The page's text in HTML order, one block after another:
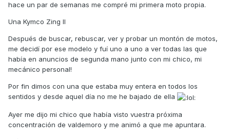
hace un par de semanas me compré mi primera moto propia.
Una Kymco Zing II
Después de buscar, rebuscar, ver y probar un montón de motos,
me decidí por ese modelo y fuí uno a uno a ver todas las que
había en anuncios de segunda mano junto con mi chico, mi
mecánico personal!
Por fin dimos con una que estaba muy entera en todos los
sentidos y desde aquel día no me he bajado de ella
Ayer me dijo mi chico que había visto vuestra próxima
concentración de valdemoro y me animó a que me apuntara.